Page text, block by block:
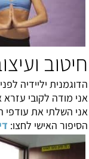
חיטוב
הדוגמנית יליידיה
אני מודה לקובי
אני השלתי את
הסיפור האישי לחצו: